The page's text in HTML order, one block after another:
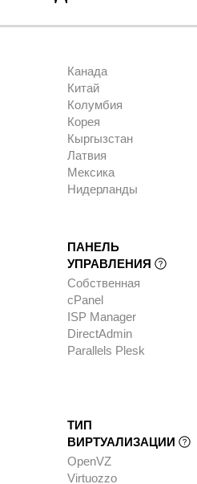
Канада
Китай
Колумбия
Корея
Кыргызстан
Латвия
Мексика
Нидерланды
ПАНЕЛЬ
УПРАВЛЕНИЯ
Собственная
cPanel
ISP Manager
DirectAdmin
Parallels Plesk
ТИП
ВИРТУАЛИЗАЦИИ
OpenVZ
Virtuozzo